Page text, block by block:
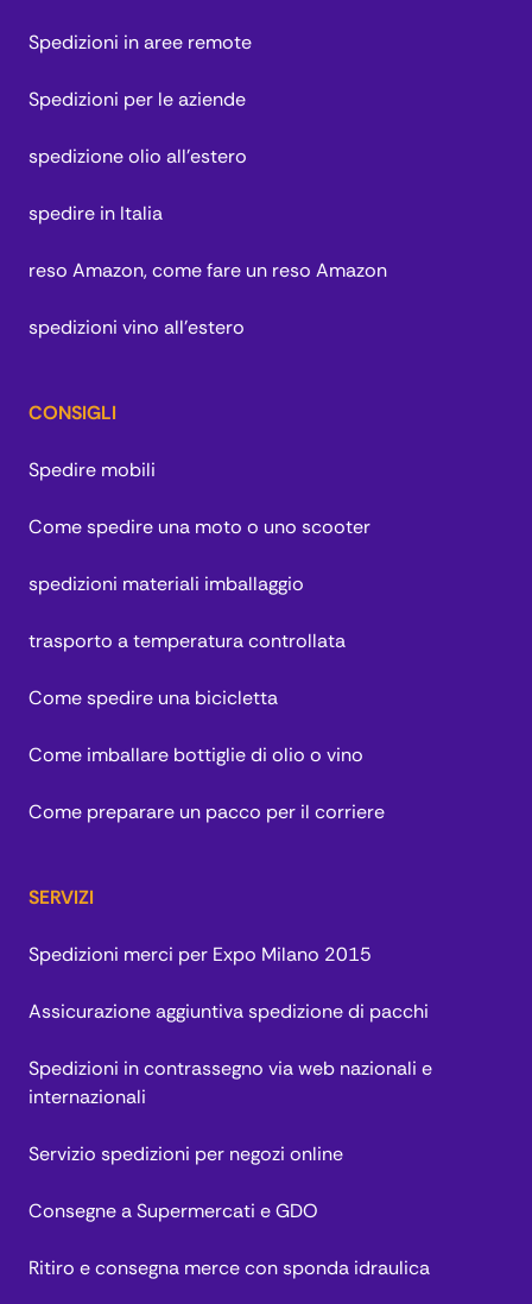
Spedizioni in aree remote
Spedizioni per le aziende
spedizione olio all'estero
spedire in Italia
reso Amazon, come fare un reso Amazon
spedizioni vino all'estero
CONSIGLI
Spedire mobili
Come spedire una moto o uno scooter
spedizioni materiali imballaggio
trasporto a temperatura controllata
Come spedire una bicicletta
Come imballare bottiglie di olio o vino
Come preparare un pacco per il corriere
SERVIZI
Spedizioni merci per Expo Milano 2015
Assicurazione aggiuntiva spedizione di pacchi
Spedizioni in contrassegno via web nazionali e
internazionali
Servizio spedizioni per negozi online
Consegne a Supermercati e GDO
Ritiro e consegna merce con sponda idraulica